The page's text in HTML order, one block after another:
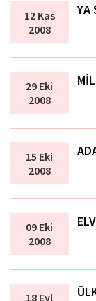
12 Kas
2008
YA
29 Eki
2008
15 Eki
2008
09 Eki
2008
18 Eyl